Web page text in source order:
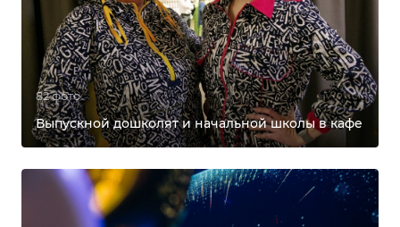
82 фото
Выпускной дошколят и начальной школы в кафе